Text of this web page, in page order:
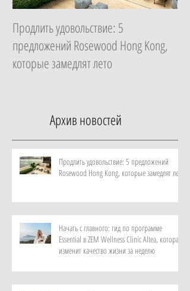
Продлить удовольствие: 5
предложений Rosewood Hong Kong,
которые замедлят лето
Архив новостей
Продлить удовольствие: 5 предложений
Rosewood Hong Kong, которые замедлят лето
Начать с главного: гид по программе
Essential в ZEM Wellness Clinic Altea, которая
изменит качество жизни за неделю